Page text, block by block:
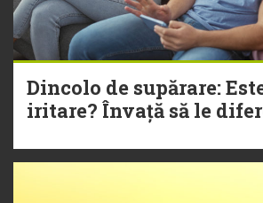
Dincolo de supărare:
iritare? Învață să le